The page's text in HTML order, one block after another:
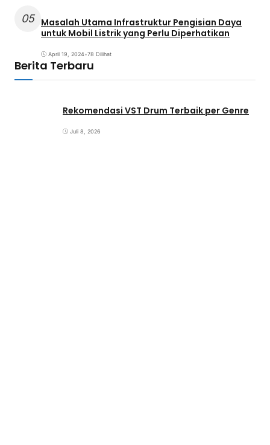
05 Masalah Utama Infrastruktur Pengisian Daya
untuk Mobil Listrik yang Perlu Diperhatikan
April 19, 2024•78 Dilihat
Berita Terbaru
Rekomendasi VST Drum Terbaik per Genre
Juli 8, 2026